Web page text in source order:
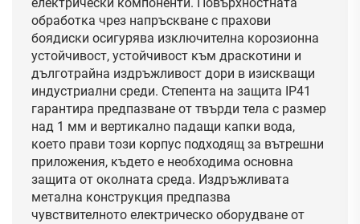
обработка чрез напръскване с прахови
боядиски осигурява изключителна корозионна
устойчивост, устойчивост към драскотини и
дълготрайна издръжливост дори в изискващи
индустриални среди. Степента на защита IP41
гарантира предпазване от твърди тела с размер
над 1 мм и вертикално падащи капки вода,
което прави този корпус подходящ за вътрешни
приложения, където е необходима основна
защита от околната среда. Издръжливата
метална конструкция предпазва
чувствителното електрическо оборудване от